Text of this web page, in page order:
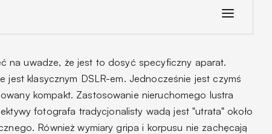
na uwadze, że jest to dosyć specyficzny aparat.
jest klasycznym DSLR-em. Jednocześnie jest czymś
kompakt. Zastosowanie nieruchomego lustra
fotografa tradycjonalisty wadą jest "utrata" około
Również wymiary gripa i korpusu nie zachęcają